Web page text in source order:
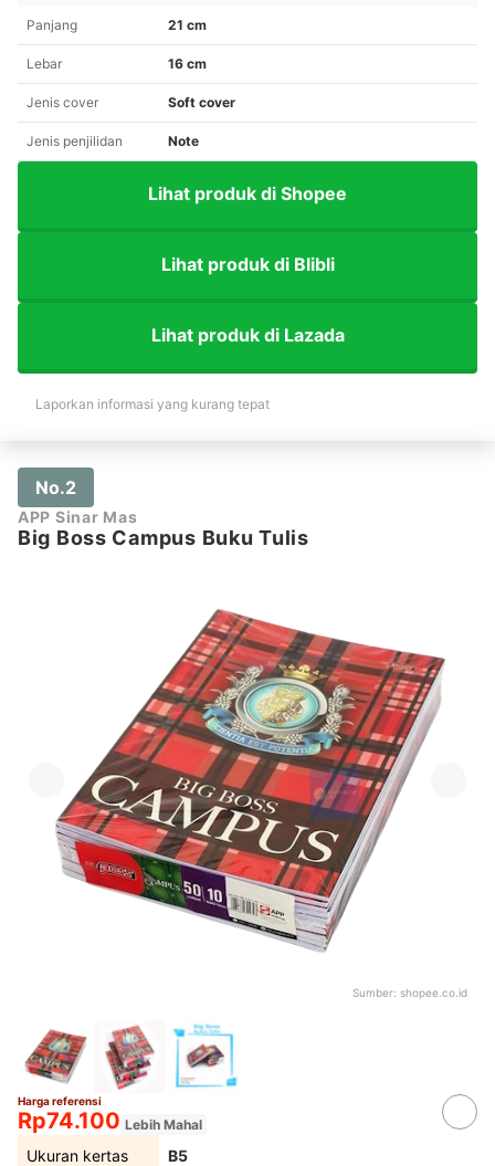
Panjang 21 cm
Lebar 16 cm
Jenis cover Soft cover
Jenis penjilidan Note
Lihat produk di Shopee
Lihat produk di Blibli
Lihat produk di Lazada
Laporkan informasi yang kurang tepat
No.2
APP Sinar Mas
Big Boss Campus Buku Tulis
Sumber: shopee.co.id
Harga referensi
Rp74.100 Lebih Mahal
Ukuran kertas B5